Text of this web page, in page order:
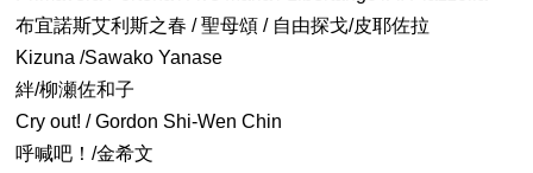
布宜諾斯艾利斯之春 / 聖母頌 / 自由探戈/皮耶佐拉
Kizuna /Sawako Yanase
絆/柳瀬佐和子
Cry out! / Gordon Shi-Wen Chin
呼喊吧！/金希文